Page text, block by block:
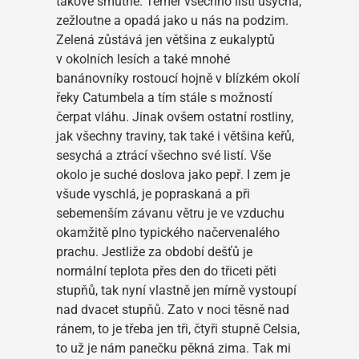
zežloutne a opadá jako u nás na podzim.
Zelená zůstává jen většina z eukalyptů
v okolních lesích a také mnohé
banánovníky rostoucí hojně v blízkém okolí
řeky Catumbela a tím stále s možností
čerpat vláhu. Jinak ovšem ostatní rostliny,
jak všechny traviny, tak také i většina keřů,
sesychá a ztrácí všechno své listí. Vše
okolo je suché doslova jako pepř. I zem je
všude vyschlá, je popraskaná a při
sebemenším závanu větru je ve vzduchu
okamžitě plno typického načervenalého
prachu. Jestliže za období dešťů je
normální teplota přes den do třiceti pěti
stupňů, tak nyní vlastně jen mírně vystoupí
nad dvacet stupňů. Zato v noci těsně nad
ránem, to je třeba jen tři, čtyři stupně Celsia,
to už je nám panečku pěkná zima. Tak mi